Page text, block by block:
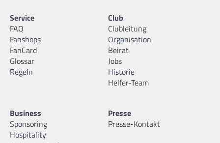
Service
FAQ
Fanshops
FanCard
Glossar
Regeln
Club
Clubleitung
Organisation
Beirat
Jobs
Historie
Helfer-Team
Business
Sponsoring
Hospitality
Presse
Presse-Kontakt